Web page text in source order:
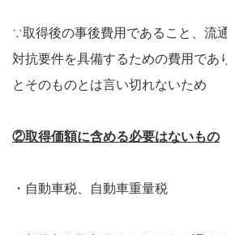
∵取得後の事後費用であること、流
対抗要件を具備するための費用であ
とそのものとは言い切れないため
②取得価額に含める必要はないもの
・自動車税、自動車重量税